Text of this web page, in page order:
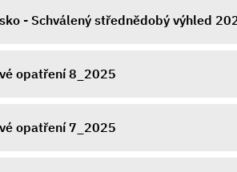
- Schválený střednědobý výhled
opatření 8_2025
opatření 7_2025